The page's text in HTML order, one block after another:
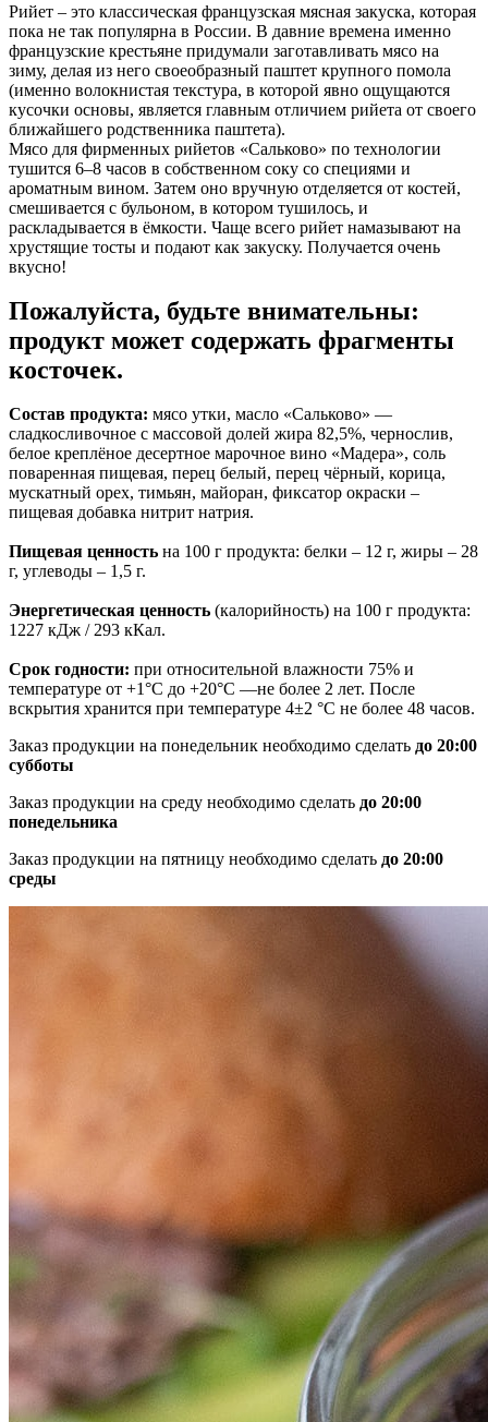
Рийет – это классическая французская мясная закуска, которая
пока не так популярна в России. В давние времена именно
французские крестьяне придумали заготавливать мясо на
зиму, делая из него своеобразный паштет крупного помола
(именно волокнистая текстура, в которой явно ощущаются
кусочки основы, является главным отличием рийета от своего
ближайшего родственника паштета).
Мясо для фирменных рийетов «Сальково» по технологии
тушится 6–8 часов в собственном соку со специями и
ароматным вином. Затем оно вручную отделяется от костей,
смешивается с бульоном, в котором тушилось, и
раскладывается в ёмкости. Чаще всего рийет намазывают на
хрустящие тосты и подают как закуску. Получается очень
вкусно!
Пожалуйста, будьте внимательны:
продукт может содержать фрагменты
косточек.
Состав продукта: мясо утки, масло «Сальково» —
сладкосливочное с массовой долей жира 82,5%, чернослив,
белое креплёное десертное марочное вино «Мадера», соль
поваренная пищевая, перец белый, перец чёрный, корица,
мускатный орех, тимьян, майоран, фиксатор окраски –
пищевая добавка нитрит натрия.
Пищевая ценность на 100 г продукта: белки – 12 г, жиры – 28
г, углеводы – 1,5 г.
Энергетическая ценность (калорийность) на 100 г продукта:
1227 кДж / 293 кКал.
Срок годности: при относительной влажности 75% и
температуре от +1°С до +20°С —не более 2 лет. После
вскрытия хранится при температуре 4±2 °С не более 48 часов.
Заказ продукции на понедельник необходимо сделать до 20:00
субботы
Заказ продукции на среду необходимо сделать до 20:00
понедельника
Заказ продукции на пятницу необходимо сделать до 20:00
среды